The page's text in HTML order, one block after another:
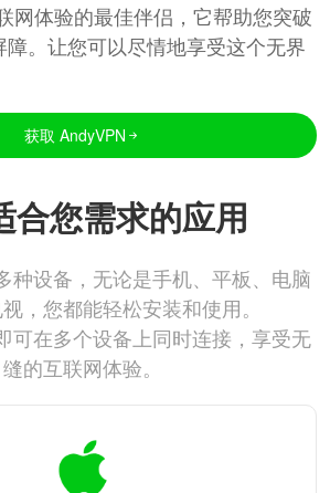
网体验的最佳伴侣，它帮助您突破
。让您可以尽情地享受这个无界
获取 AndyVPN
合您需求的应用
种设备，无论是手机、平板、电脑
，您都能轻松安装和使用。
可在多个设备上同时连接，享受无
缝的互联网体验。